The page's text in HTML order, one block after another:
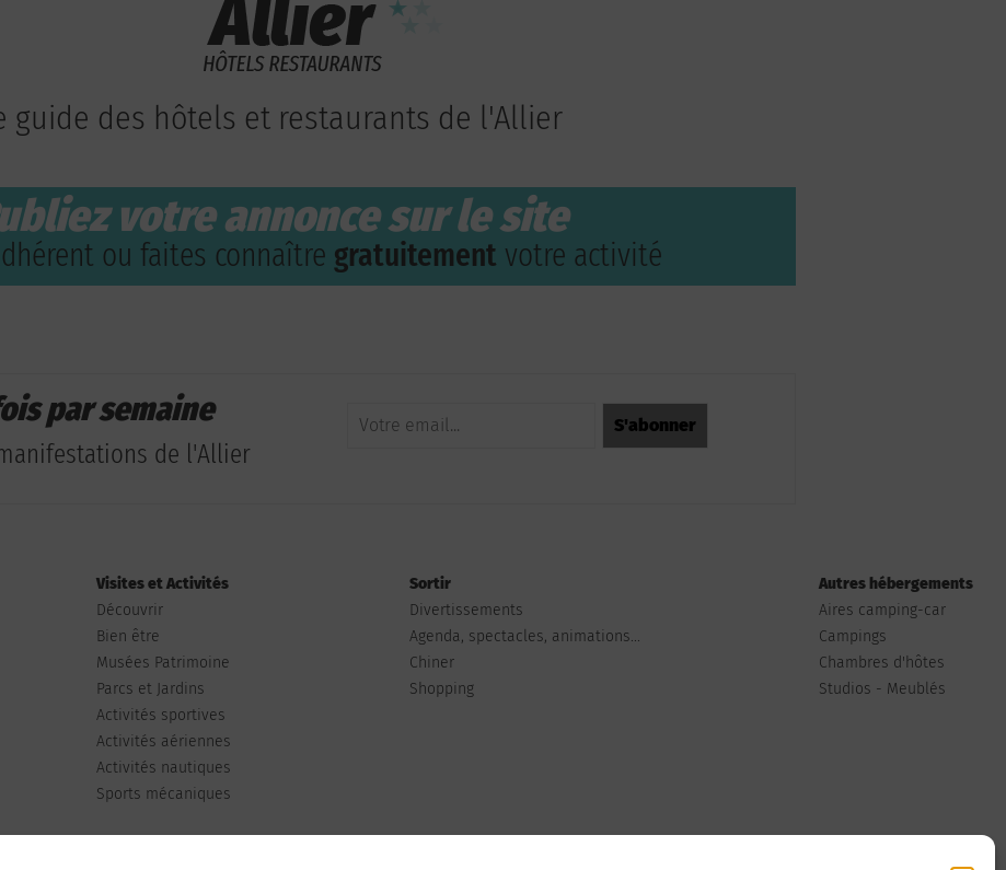
guide des hôtels et restaurants de l'Allier
votre annonce sur le site
ou faites connaître gratuitement votre activité
par semaine
de l'Allier
Visites et Activités
Découvrir
Bien être
Musées Patrimoine
Parcs et Jardins
Activités sportives
Activités aériennes
Activités nautiques
Sports mécaniques
Sortir
Divertissements
Agenda, spectacles, animations...
Chiner
Shopping
Autres hébergements
Aires camping-car
Campings
Chambres d'hôtes
Studios - Meublés